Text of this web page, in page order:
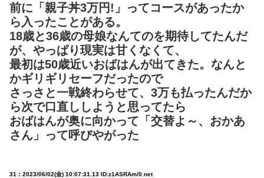
前に「親子丼3万円!」ってコースがあったか
ら入ったことがある。
18歳と36歳の母娘なんてのを期待してたんだ
が、やっぱり現実は甘くなくて、
最初は50歳近いおばはんが出てきた。なんと
かギリギリセーフだったので
さっさと一戦終わらせて、3万も払ったんだか
ら次で口直ししようと思ってたら
おばはんが奥に向かって「交替よ～、おかあ
さん」って呼びやがった
31： 2023/06/02(金) 10:07:31.13 ID:z1ASRAm/0.net